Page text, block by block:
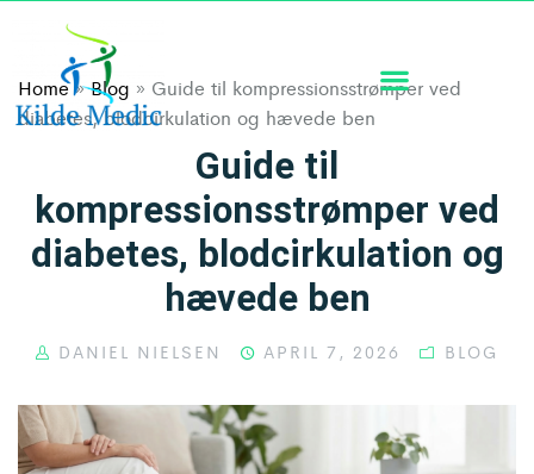
Home»Blog » Guide til kompressionsstrømper ved
diabetes, blodcirkulation og hævede ben
Guide til
kompressionsstrømper ved
diabetes, blodcirkulation og
hævede ben
DANIEL NIELSEN APRIL 7, 2026 BLOG